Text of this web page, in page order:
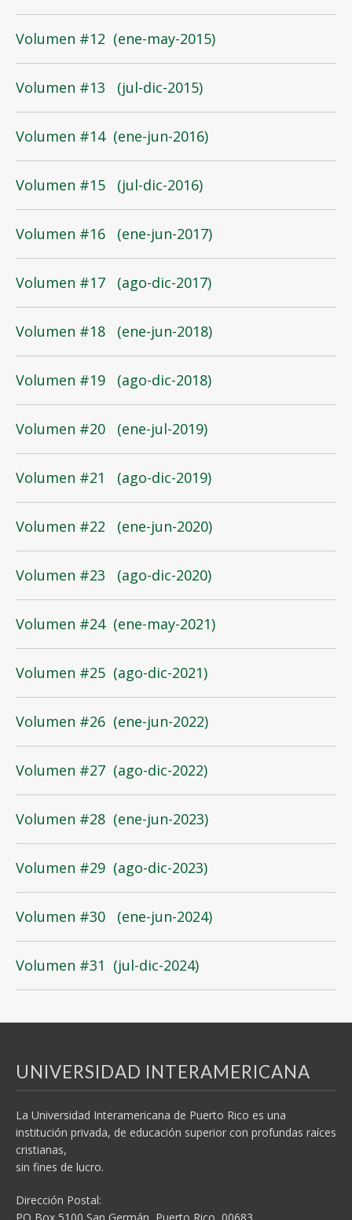
Volumen #12 (ene-may-2015)
Volumen #13 (jul-dic-2015)
Volumen #14 (ene-jun-2016)
Volumen #15 (jul-dic-2016)
Volumen #16 (ene-jun-2017)
Volumen #17 (ago-dic-2017)
Volumen #18 (ene-jun-2018)
Volumen #19 (ago-dic-2018)
Volumen #20 (ene-jul-2019)
Volumen #21 (ago-dic-2019)
Volumen #22 (ene-jun-2020)
Volumen #23 (ago-dic-2020)
Volumen #24 (ene-may-2021)
Volumen #25 (ago-dic-2021)
Volumen #26 (ene-jun-2022)
Volumen #27 (ago-dic-2022)
Volumen #28 (ene-jun-2023)
Volumen #29 (ago-dic-2023)
Volumen #30 (ene-jun-2024)
Volumen #31 (jul-dic-2024)
UNIVERSIDAD INTERAMERICANA
La Universidad Interamericana de Puerto Rico es una
institución privada, de educación superior con profundas raíces
cristianas,
sin fines de lucro.
Dirección Postal: